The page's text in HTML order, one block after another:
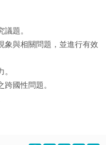
題。
象與相關問題，並進行有效
國性問題。